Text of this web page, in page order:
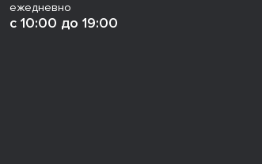
ежедневно
с 10:00 до 19:00